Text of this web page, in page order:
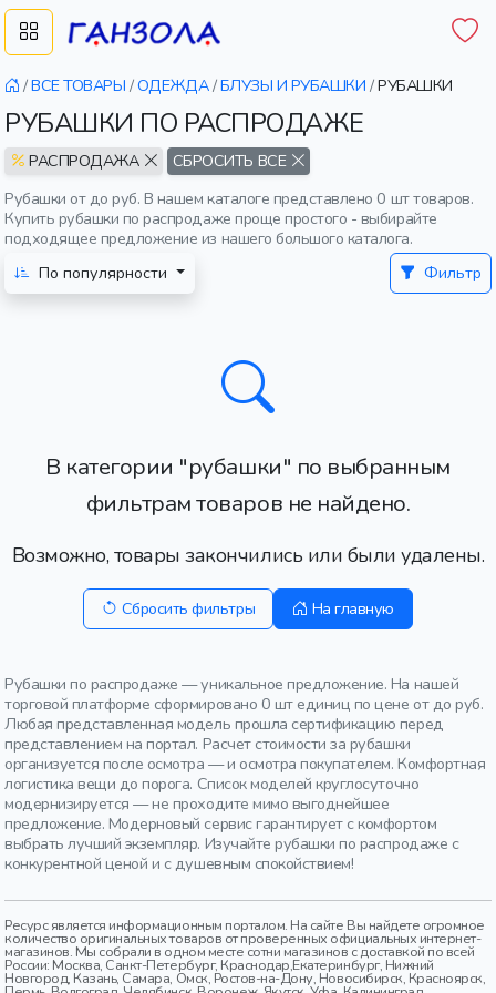
/ВСЕ ТОВАРЫ /ОДЕЖДА/БЛУЗЫ И РУБАШКИ /РУБАШКИ
РУБАШКИ ПО РАСПРОДАЖЕ
РАСПРОДАЖА
СБРОСИТЬ ВСЕ
Рубашки от до руб. В нашем каталоге представлено 0 шт товаров.
Купить рубашки по распродаже проще простого - выбирайте
подходящее предложение из нашего большого каталога.
По популярности
Фильтр
В категории "рубашки" по выбранным
фильтрам товаров не найдено.
Возможно, товары закончились или были удалены.
Сбросить фильтры На главную
Рубашки по распродаже — уникальное предложение. На нашей
торговой платформе сформировано 0 шт единиц по цене от до руб.
Любая представленная модель прошла сертификацию перед
представлением на портал. Расчет стоимости за рубашки
организуется после осмотра — и осмотра покупателем. Комфортная
логистика вещи до порога. Список моделей круглосуточно
модернизируется — не проходите мимо выгоднейшее
предложение. Модерновый сервис гарантирует с комфортом
выбрать лучший экземпляр. Изучайте рубашки по распродаже с
конкурентной ценой и с душевным спокойствием!
Ресурс является информационным порталом. На сайте Вы найдете огромное
количество оригинальных товаров от проверенных официальных интернет-
магазинов. Мы собрали в одном месте сотни магазинов с доставкой по всей
России: Москва, Санкт-Петербург, Краснодар,Екатеринбург, Нижний
Новгород, Казань, Самара, Омск, Ростов-на-Дону, Новосибирск, Красноярск,